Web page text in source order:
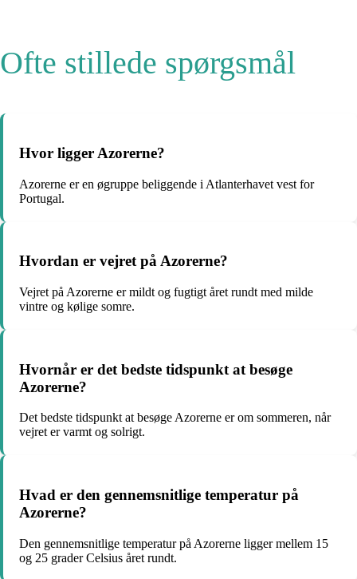
Ofte stillede spørgsmål
Hvor ligger Azorerne?
Azorerne er en øgruppe beliggende i Atlanterhavet vest for
Portugal.
Hvordan er vejret på Azorerne?
Vejret på Azorerne er mildt og fugtigt året rundt med milde
vintre og kølige somre.
Hvornår er det bedste tidspunkt at besøge
Azorerne?
Det bedste tidspunkt at besøge Azorerne er om sommeren, når
vejret er varmt og solrigt.
Hvad er den gennemsnitlige temperatur på
Azorerne?
Den gennemsnitlige temperatur på Azorerne ligger mellem 15
og 25 grader Celsius året rundt.